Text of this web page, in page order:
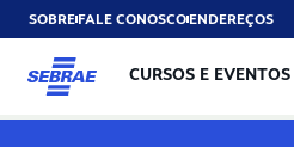
SOBREFALE CONOSCOENDEREÇOS
CURSOS E EVENTOS